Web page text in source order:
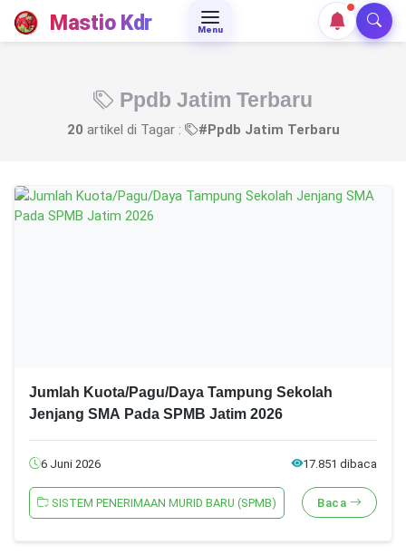
Mastio Kdr Menu
Ppdb Jatim Terbaru
20 artikel di Tagar : #Ppdb Jatim Terbaru
Jumlah Kuota/Pagu/Daya Tampung Sekolah
Jenjang SMA Pada SPMB Jatim 2026
6 Juni 2026 17.851 dibaca
SISTEM PENERIMAAN MURID BARU (SPMB) Baca